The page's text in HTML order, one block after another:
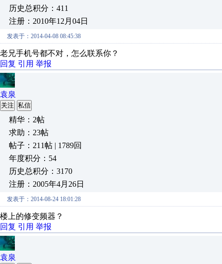
历史总积分：411
注册：2010年12月04日
发表于：2014-04-08 08:45:38
老兄手机号都不对，怎么联系你？
回复 引用 举报
袁泉
关注 私信
精华：2帖
求助：23帖
帖子：211帖 | 1789回
年度积分：54
历史总积分：3170
注册：2005年4月26日
发表于：2014-08-24 18:01:28
楼上的修变频器？
回复 引用 举报
袁泉